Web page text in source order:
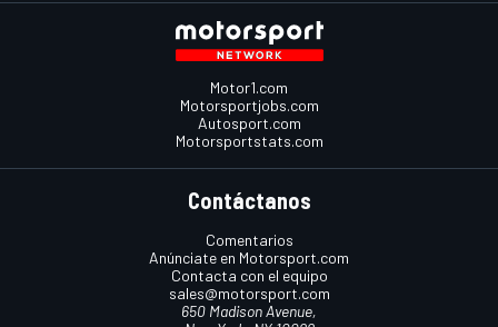
Motor1.com
Motorsportjobs.com
Autosport.com
Motorsportstats.com
Contáctanos
Comentarios
Anúnciate en Motorsport.com
Contacta con el equipo
sales@motorsport.com
650 Madison Avenue,